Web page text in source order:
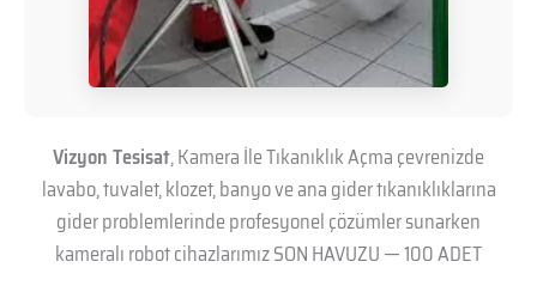
Vizyon Tesisat, Kamera İle Tıkanıklık Açma çevrenizde
lavabo, tuvalet, klozet, banyo ve ana gider tıkanıklıklarına
gider problemlerinde profesyonel çözümler sunarken
kameralı robot cihazlarımız SON HAVUZU — 100 ADET